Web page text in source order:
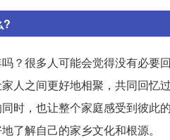
?
？很多人可能会觉得没有必要
人之间更好地相聚，共同回忆
时，也让整个家庭感受到彼此
了解自己的家乡文化和根源。